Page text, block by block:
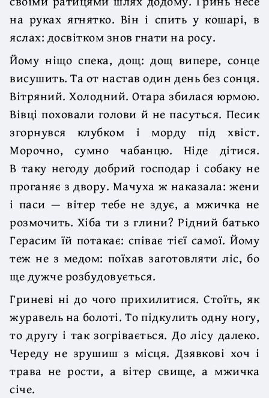
на руках ягнятко. Він і спить у кошарі, в
яслах: досвітком знов гнати на росу.
Йому ніщо спека, дощ: дощ випере, сонце
висушить. Та от настав один день без сонця.
Вітряний. Холодний. Отара збилася юрмою.
Вівці поховали голови й не пасуться. Песик
згорнувся клубком і морду під хвіст.
Морочно, сумно чабанцю. Ніде дітися.
В таку негоду добрий господар і собаку не
проганяє з двору. Мачуха ж наказала: жени
і паси — вітер тебе не здує, а мжичка не
розмочить. Хіба ти з глини? Рідний батько
Герасим їй потакає: співає тієї самої. Йому
теж не з медом: поїхав заготовляти ліс, бо
ще дужче розбудовується.
Гриневі ні до чого прихилитися. Стоїть, як
журавель на болоті. То підкулить одну ногу,
то другу і так зогрівається. До лісу далеко.
Череду не зрушиш з місця. Дзявкові хоч і
трава не рости, а вітер свище, а мжичка
січе.